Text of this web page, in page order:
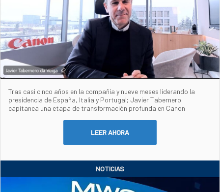
Tras casi cinco años en la compañía y nueve meses liderando la
presidencia de España, Italia y Portugal; Javier Tabernero
capitanea una etapa de transformación profunda en Canon
LEER AHORA
NOTICIAS